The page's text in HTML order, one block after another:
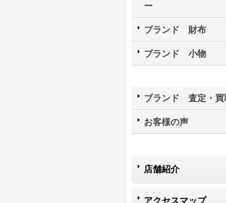
ー
ブランド 財布
ブランド 小物
ブランド 査定・買
お客様の声
店舗紹介
アクセスマップ